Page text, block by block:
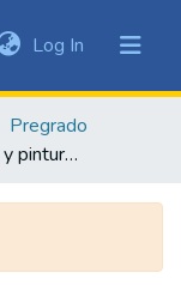
Log In (current)
Pregrado
Violencia, memoria y pintura : la experiencia del secuestro en la iglesia La María